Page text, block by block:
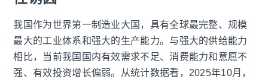
我国作为世界第一制造业大国，具有全球最完整、规模
最大的工业体系和强大的生产能力。与强大的供给能力
相比，当前我国国内有效需求不足、消费能力和意愿不
强、有效投资增长偏弱。从统计数据看，2025年10月，